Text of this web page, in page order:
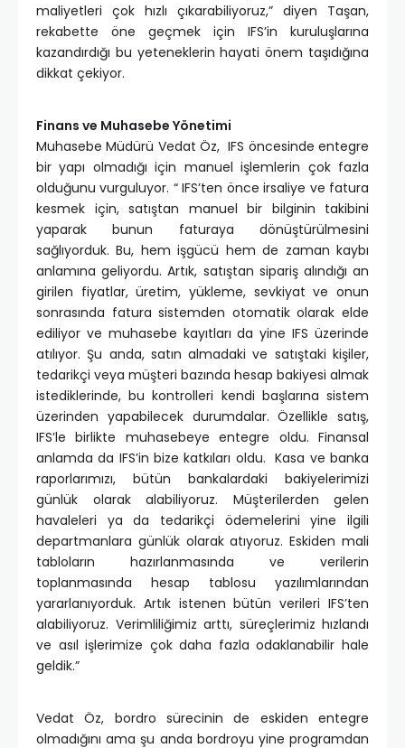
maliyetleri çok hızlı çıkarabiliyoruz,” diyen Taşan,
rekabette öne geçmek için IFS’in kuruluşlarına
kazandırdığı bu yeteneklerin hayati önem taşıdığına
dikkat çekiyor.
Finans ve Muhasebe Yönetimi
Muhasebe Müdürü Vedat Öz, IFS öncesinde entegre
bir yapı olmadığı için manuel işlemlerin çok fazla
olduğunu vurguluyor. “ IFS’ten önce irsaliye ve fatura
kesmek için, satıştan manuel bir bilginin takibini
yaparak bunun faturaya dönüştürülmesini
sağlıyorduk. Bu, hem işgücü hem de zaman kaybı
anlamına geliyordu. Artık, satıştan sipariş alındığı an
girilen fiyatlar, üretim, yükleme, sevkiyat ve onun
sonrasında fatura sistemden otomatik olarak elde
ediliyor ve muhasebe kayıtları da yine IFS üzerinde
atılıyor. Şu anda, satın almadaki ve satıştaki kişiler,
tedarikçi veya müşteri bazında hesap bakiyesi almak
istediklerinde, bu kontrolleri kendi başlarına sistem
üzerinden yapabilecek durumdalar. Özellikle satış,
IFS’le birlikte muhasebeye entegre oldu. Finansal
anlamda da IFS’in bize katkıları oldu. Kasa ve banka
raporlarımızı, bütün bankalardaki bakiyelerimizi
günlük olarak alabiliyoruz. Müşterilerden gelen
havaleleri ya da tedarikçi ödemelerini yine ilgili
departmanlara günlük olarak atıyoruz. Eskiden mali
tabloların hazırlanmasında ve verilerin
toplanmasında hesap tablosu yazılımlarından
yararlanıyorduk. Artık istenen bütün verileri IFS’ten
alabiliyoruz. Verimliliğimiz arttı, süreçlerimiz hızlandı
ve asıl işlerimize çok daha fazla odaklanabilir hale
geldik.”
Vedat Öz, bordro sürecinin de eskiden entegre
olmadığını ama şu anda bordroyu yine programdan